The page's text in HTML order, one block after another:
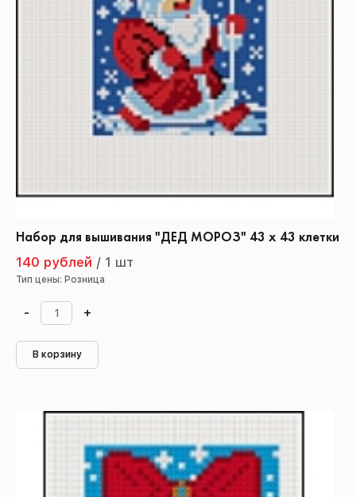
Набор для вышивания "ДЕД МОРОЗ" 43 х 43 клетки
140 рублей / 1 шт
Тип цены: Розница
- +
В корзину